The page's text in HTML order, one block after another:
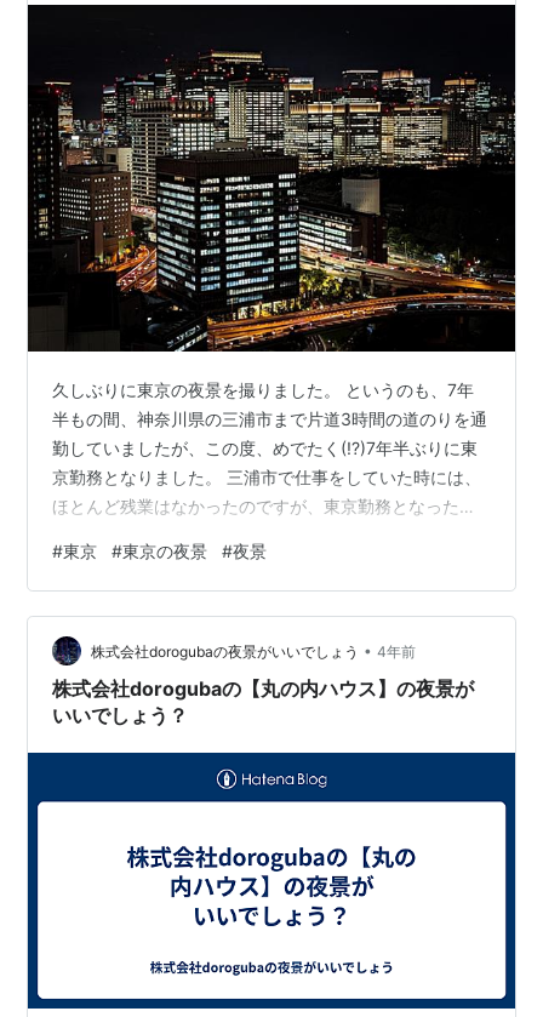
久しぶりに東京の夜景を撮りました。 というのも、7年
半もの間、神奈川県の三浦市まで片道3時間の道のりを通
勤していましたが、この度、めでたく(!?)7年半ぶりに東
京勤務となりました。 三浦市で仕事をしていた時には、
ほとんど残業はなかったのですが、東京勤務となったら
です（笑） 連日22時までというわけではないですが、そ
れでも2時間残業とかは普通な感じです。 3時間の通勤が
いいのか、2時間の残業がいいのか…今のセクションの仕
事に慣れていないので、それはまだ判断はできません。
とはいえ、通勤時間の「3時間」は、ほぼ無駄な時間だと
思ってます。 とまぁ、そ…
#東京 #東京の夜景 #夜景
株式会社dorogubaの夜景がいいでしょう • 4年前
株式会社dorogubaの【丸の内ハウス】の夜景が
いいでしょう？